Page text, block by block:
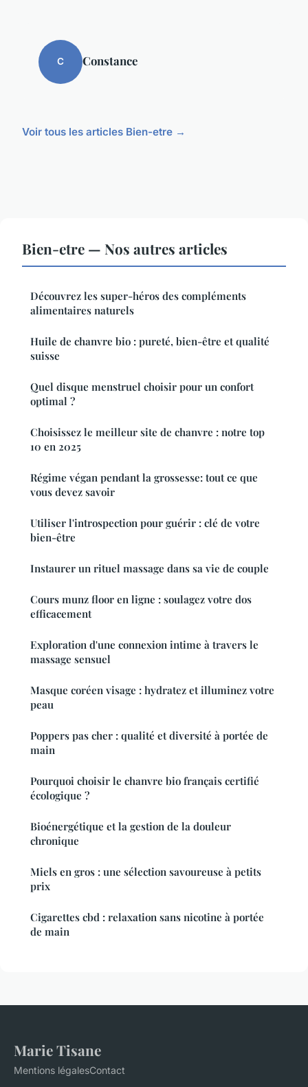
C Constance
Voir tous les articles Bien-etre →
Bien-etre — Nos autres articles
Découvrez les super-héros des compléments
alimentaires naturels
Huile de chanvre bio : pureté, bien-être et qualité
suisse
Quel disque menstruel choisir pour un confort
optimal ?
Choisissez le meilleur site de chanvre : notre top
10 en 2025
Régime végan pendant la grossesse: tout ce que
vous devez savoir
Utiliser l'introspection pour guérir : clé de votre
bien-être
Instaurer un rituel massage dans sa vie de couple
Cours munz floor en ligne : soulagez votre dos
efficacement
Exploration d'une connexion intime à travers le
massage sensuel
Masque coréen visage : hydratez et illuminez votre
peau
Poppers pas cher : qualité et diversité à portée de
main
Pourquoi choisir le chanvre bio français certifié
écologique ?
Bioénergétique et la gestion de la douleur
chronique
Miels en gros : une sélection savoureuse à petits
prix
Cigarettes cbd : relaxation sans nicotine à portée
de main
Marie Tisane
Mentions légalesContact